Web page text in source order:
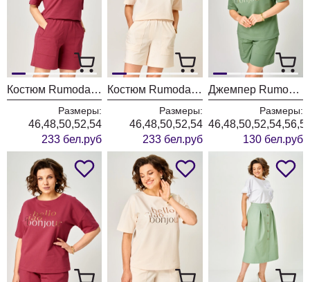
Костюм Rumoda 2293 бордовый
Размеры:
46,48,50,52,54
233 бел.руб
Костюм Rumoda 2293 бежевый
Размеры:
46,48,50,52,54
233 бел.руб
Джемпер Rumoda 2292 зеленый
Размеры:
130 бел.руб